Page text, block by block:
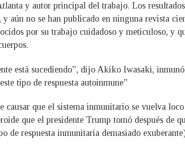
y autor principal del trabajo. Los
aún no se han publicado en ninguna revista
por su trabajo cuidadoso y meticuloso, y
está sucediendo”, dijo Akiko Iwasaki,
tipo de respuesta autoinmune”
causar que el sistema inmunitario se vuelva
que el presidente Trump tomó después de
de respuesta inmunitaria demasiado